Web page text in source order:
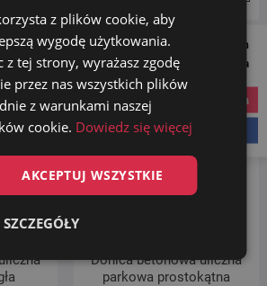
Donica betonowa uliczna
parkowa prostokątna
Follow us on
Social Media
instagram
z plików cookie, aby
wygodę użytkowania.
z tej strony, wyrażasz zgodę
przez nas wszystkich plików
z warunkami naszej
cookie. Dowiedz się więcej
AKCEPTUJ WSZYSTKIE